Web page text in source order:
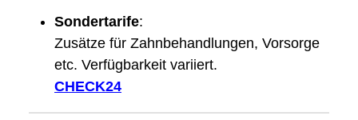
Sondertarife:
Zusätze für Zahnbehandlungen, Vorsorge
etc. Verfügbarkeit variiert.
CHECK24